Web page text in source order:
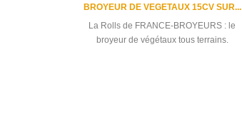
BROYEUR DE VEGETAUX 15CV SUR...
La Rolls de FRANCE-BROYEURS : le
broyeur de végétaux tous terrains.